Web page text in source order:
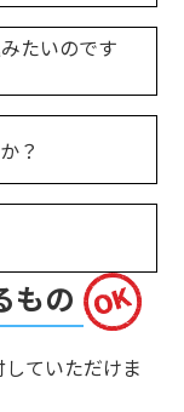
たいのです
？
もの
ていただけま